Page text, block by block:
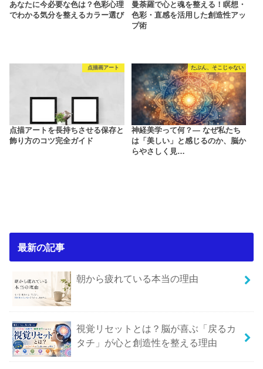
あなたに今必要な色は？色彩心理
でわかる気分を整えるカラー選び
曼荼羅で心と魂を整える！瞑想・
色彩・直感を活用した創造性アッ
プ術
点描画アート
点描アートを長持ちさせる保存と
飾り方のコツ完全ガイド
たぶん、そこじゃない
神経美学って何？― なぜ私たち
は「美しい」と感じるのか、脳か
らやさしく見…
最新の記事
朝から疲れている本当の理由
視覚リセットとは？脳が喜ぶ「戻るカ
タチ」が心と創造性を整える理由